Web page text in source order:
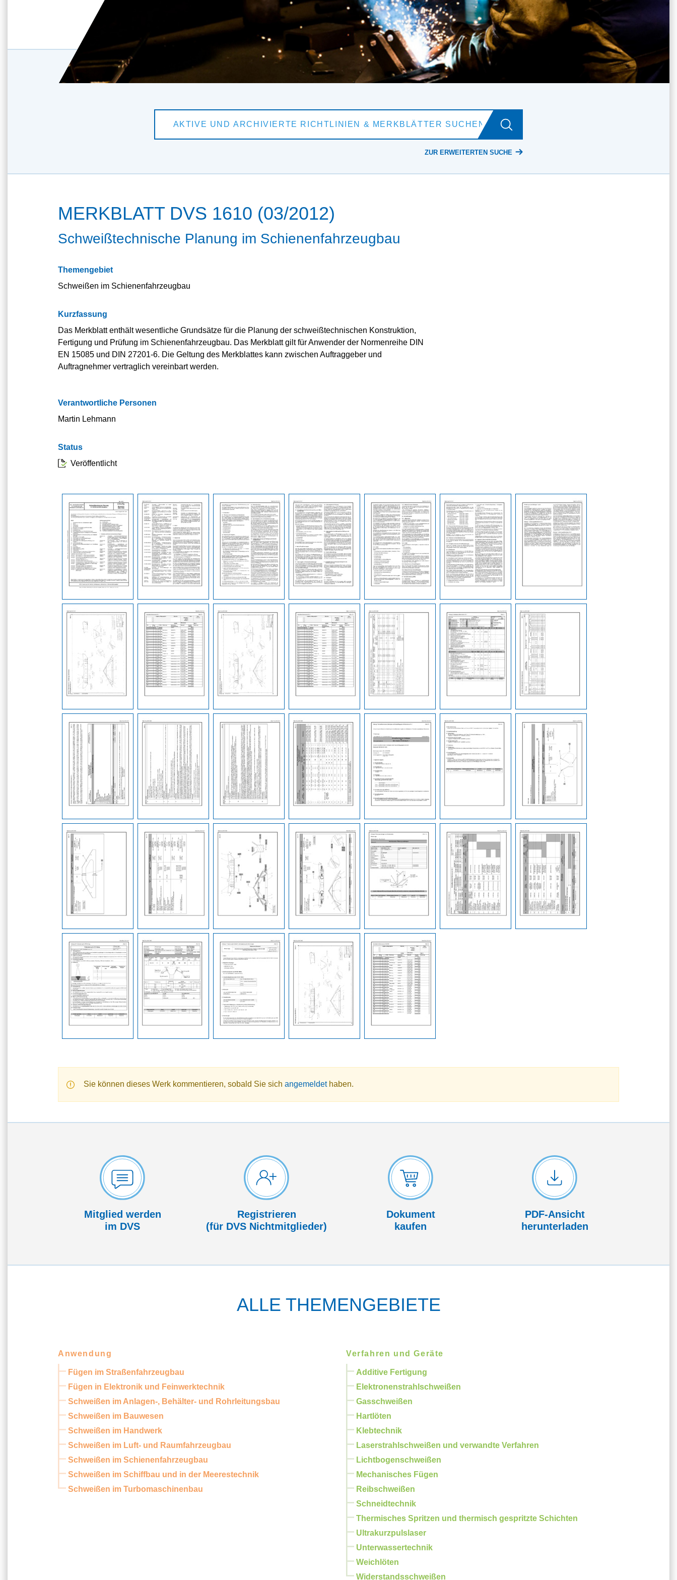
ZUR ERWEITERTEN SUCHE
MERKBLATT DVS 1610 (03/2012)
Schweißtechnische Planung im Schienenfahrzeugbau
Themengebiet
Schweißen im Schienenfahrzeugbau
Kurzfassung
Das Merkblatt enthält wesentliche Grundsätze für die Planung der schweißtechnischen Konstruktion,
Fertigung und Prüfung im Schienenfahrzeugbau. Das Merkblatt gilt für Anwender der Normenreihe DIN
EN 15085 und DIN 27201-6. Die Geltung des Merkblattes kann zwischen Auftraggeber und
Auftragnehmer vertraglich vereinbart werden.
Verantwortliche Personen
Martin Lehmann
Status
Veröffentlicht
Sie können dieses Werk kommentieren, sobald Sie sich angemeldethaben.
Mitglied werden
im DVS
Registrieren
(für DVS Nicht­mitglieder)
Dokument
kaufen
PDF-Ansicht
herunterladen
ALLE THEMENGEBIETE
Anwendung
Fügen im Straßenfahrzeugbau
Fügen in Elektronik und Feinwerktechnik
Schweißen im Anlagen-, Behälter- und Rohrleitungsbau
Schweißen im Bauwesen
Schweißen im Handwerk
Schweißen im Luft- und Raumfahrzeugbau
Schweißen im Schienenfahrzeugbau
Schweißen im Schiffbau und in der Meerestechnik
Schweißen im Turbomaschinenbau
Verfahren und Geräte
Additive Fertigung
Elektronenstrahlschweißen
Gasschweißen
Hartlöten
Klebtechnik
Laserstrahlschweißen und verwandte Verfahren
Lichtbogenschweißen
Mechanisches Fügen
Reibschweißen
Schneidtechnik
Thermisches Spritzen und thermisch gespritzte Schichten
Ultrakurzpulslaser
Unterwassertechnik
Weichlöten
Widerstandsschweißen